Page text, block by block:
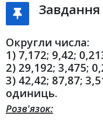
Округли числа:
1) 7,172; 9,42;
2) 29,192; 3,475;
3) 42,42; 87,87;
одиниць.
Розв'язок: